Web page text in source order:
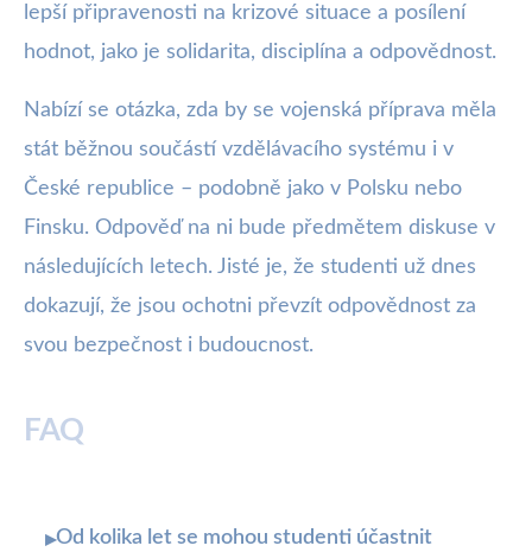
lepší připravenosti na krizové situace a posílení
hodnot, jako je solidarita, disciplína a odpovědnost.
Nabízí se otázka, zda by se vojenská příprava měla
stát běžnou součástí vzdělávacího systému i v
České republice – podobně jako v Polsku nebo
Finsku. Odpověď na ni bude předmětem diskuse v
následujících letech. Jisté je, že studenti už dnes
dokazují, že jsou ochotni převzít odpovědnost za
svou bezpečnost i budoucnost.
FAQ
▸Od kolika let se mohou studenti účastnit